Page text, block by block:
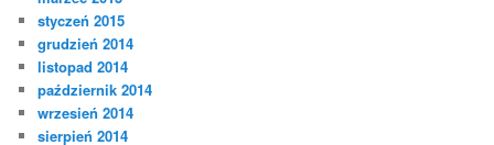
styczeń 2015
grudzień 2014
listopad 2014
październik 2014
wrzesień 2014
sierpień 2014